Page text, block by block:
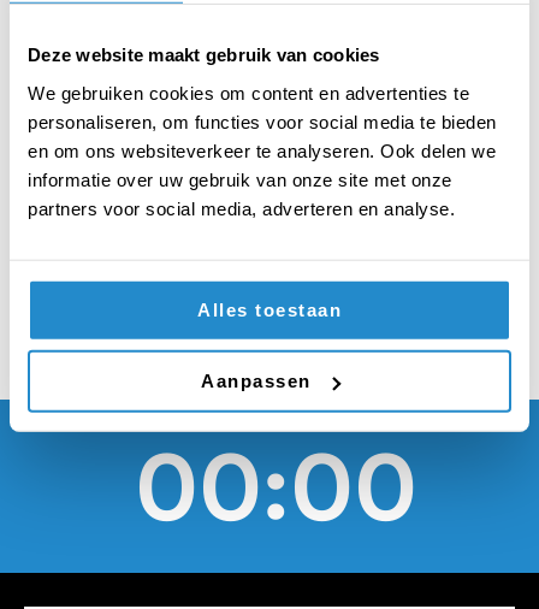
Deze website maakt gebruik van cookies
We gebruiken cookies om content en advertenties te
personaliseren, om functies voor social media te bieden
en om ons websiteverkeer te analyseren. Ook delen we
informatie over uw gebruik van onze site met onze
partners voor social media, adverteren en analyse.
Alles toestaan
Aanpassen
Vliegreizigers moeten
hun bestemming op
de kaart kunnen
aanwijzen om te
mogen vliegen
00:00